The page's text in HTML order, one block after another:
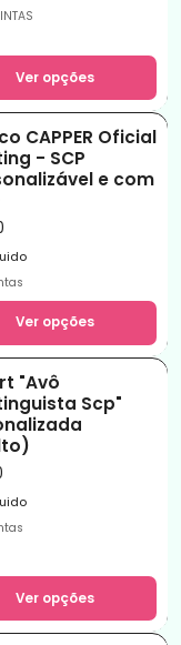
Ver opções
CAPPER Oficial
- SCP
e com
Ver opções
"Avô
Scp"
Ver opções